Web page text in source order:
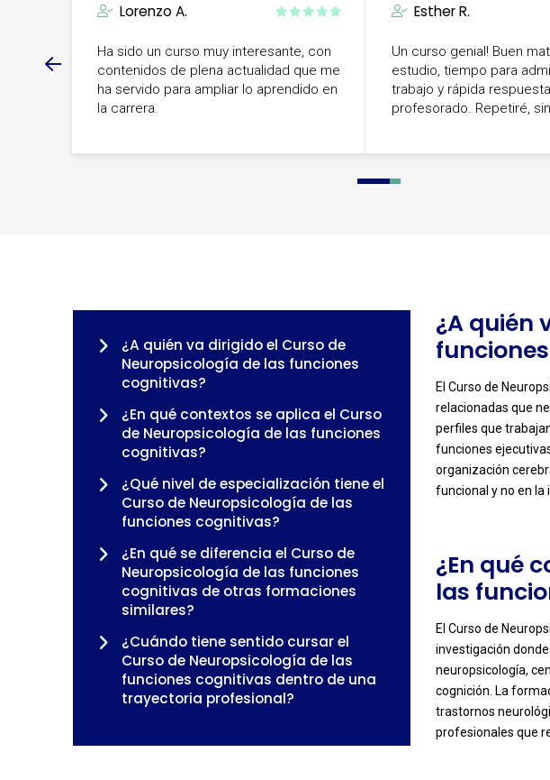
Lorenzo A.
Ha sido un curso muy interesante, con
contenidos de plena actualidad que me
ha servido para ampliar lo aprendido en
la carrera.
Esther R.
Un curso genial! Buen
estudio, tiempo para
trabajo y rápida
profesorado. Repetiré,
0 1
¿A quién va dirigido el Curso de
Neuropsicología de las funciones
cognitivas?
¿En qué contextos se aplica el Curso
de Neuropsicología de las funciones
cognitivas?
¿Qué nivel de especialización tiene el
Curso de Neuropsicología de las
funciones cognitivas?
¿En qué se diferencia el Curso de
Neuropsicología de las funciones
cognitivas de otras formaciones
similares?
¿Cuándo tiene sentido cursar el
Curso de Neuropsicología de las
funciones cognitivas dentro de una
trayectoria profesional?
¿A quién
El Curso de
relacionadas que
perfiles que
funciones
organización
funcional y no en la
-
¿En qué
las
El Curso de
investigación
neuropsicología,
cognición. La
trastornos
profesionales que
-